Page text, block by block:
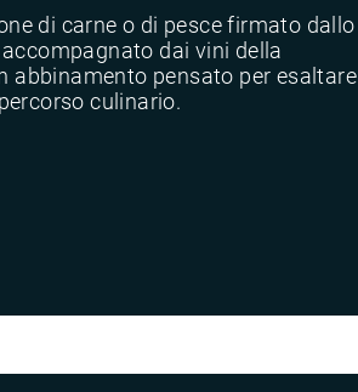
di carne o di pesce firmato dallo
dai vini della
abbinamento pensato per esaltare
culinario.